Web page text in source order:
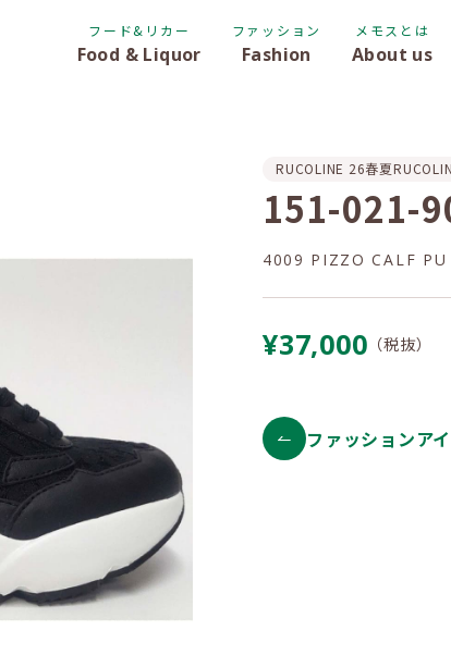
フード&リカー
Food & Liquor
ファッション
Fashion
メモスとは
About us
RUCOLINE 26春夏
151-021-
4009 PIZZO CALF PU
¥37,000 （税抜）
ファッションア